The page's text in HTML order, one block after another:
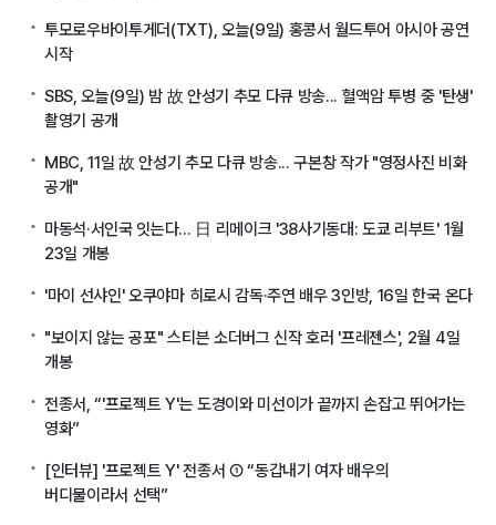
투모로우바이투게더(TXT), 오늘(9일) 홍콩서 월드투어 아시아 공연
시작
SBS, 오늘(9일) 밤 故 안성기 추모 다큐 방송... 혈액암 투병 중 '탄생'
촬영기 공개
MBC, 11일 故 안성기 추모 다큐 방송... 구본창 작가 "영정사진 비화
공개"
마동석·서인국 잇는다... 日 리메이크 '38사기동대: 도쿄 리부트' 1월
23일 개봉
'마이 선샤인' 오쿠야마 히로시 감독·주연 배우 3인방, 16일 한국 온다
"보이지 않는 공포" 스티븐 소더버그 신작 호러 '프레젠스', 2월 4일
개봉
전종서, “'프로젝트 Y'는 도경이와 미선이가 끝까지 손잡고 뛰어가는
영화”
[인터뷰] '프로젝트 Y' 전종서 ① “동갑내기 여자 배우의
버디물이라서 선택”